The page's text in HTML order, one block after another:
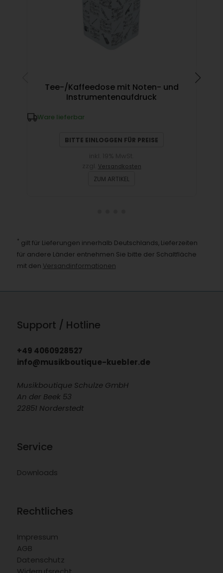
Tee-/Kaffeedose mit Noten- und
Instrumentenaufdruck
Ware lieferbar
BITTE EINLOGGEN FÜR PREISE
Versandkosten
ZUM ARTIKEL
* gilt für Lieferungen innerhalb Deutschlands, Lieferzeiten
für andere Länder entnehmen Sie bitte der Schaltfläche
mit den Versandinformationen
Support / Hotline
+49 4060928527
info@musikboutique-kuebler.de
Musikboutique Schulze GmbH
An der Beek 53
22851 Norderstedt
Service
Downloads
Rechtliches
Impressum
AGB
Datenschutz